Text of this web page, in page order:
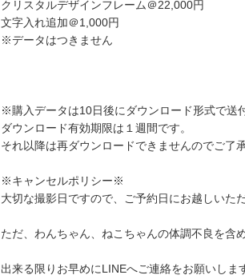
クリスタルデザインフレーム＠22,000円
文字入れ追加＠1,000円
※データはつきません
※購入データは10日後にダウンロード形式で送
ダウンロード有効期限は１週間です。
それ以降は再ダウンロードできませんのでご了
※キャンセルポリシー※
大切な撮影日ですので、ご予約日にお越しいた
ただ、わんちゃん、ねこちゃんの体調不良を含
出来る限りお早めにLINEへご連絡をお願いしま